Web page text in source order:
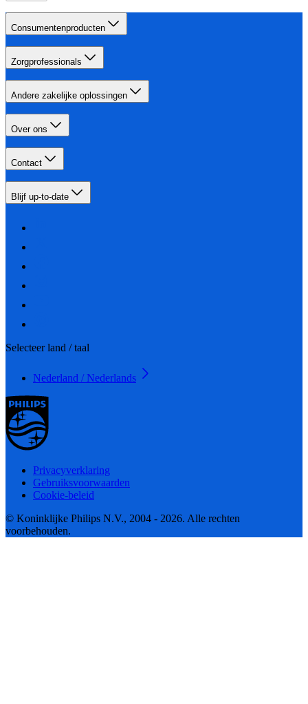
Consumentenproducten
Zorgprofessionals
Andere zakelijke oplossingen
Over ons
Contact
Blijf up-to-date
Selecteer land / taal
Nederland / Nederlands
Privacyverklaring
Gebruiksvoorwaarden
Cookie-beleid
© Koninklijke Philips N.V., 2004 - 2026. Alle rechten
voorbehouden.